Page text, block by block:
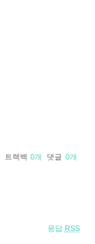
트랙백 0개 댓글 0개
응답 RSS